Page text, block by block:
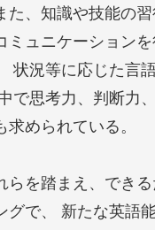
た、知識や技能の
ミュニケーション
状況等に応じた言
で思考力、判断力
求められている。
らを踏まえ、できる
グで、 新たな英語